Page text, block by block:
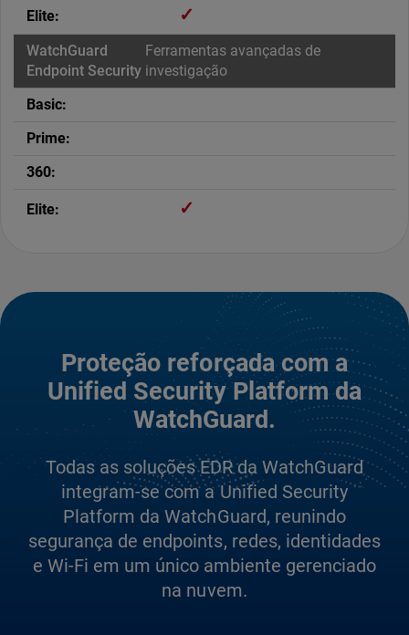
✓
Ferramentas avançadas de
investigação
✓
Proteção reforçada com a
Unified Security Platform da
WatchGuard.
Todas as soluções EDR da WatchGuard
integram-se com a Unified Security
Platform da WatchGuard, reunindo
segurança de endpoints, redes, identidades
e Wi-Fi em um único ambiente gerenciado
na nuvem.